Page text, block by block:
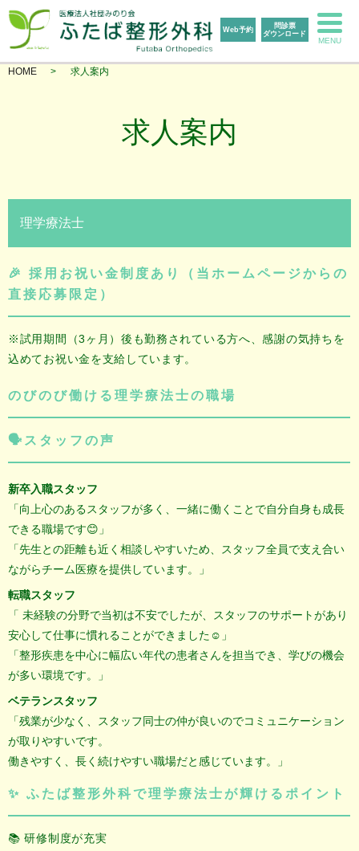
Web予約
問診票
ダウンロード
MENU
HOME 求人案内
求人案内
理学療法士
🎉 採用お祝い金制度あり（当ホームページからの
直接応募限定）
※試用期間（3ヶ月）後も勤務されている方へ、感謝の気持ちを
込めてお祝い金を支給しています。
のびのび働ける理学療法士の職場
🗣️スタッフの声
新卒入職スタッフ
「向上心のあるスタッフが多く、一緒に働くことで自分自身も成長
できる職場です😊」
「先生との距離も近く相談しやすいため、スタッフ全員で支え合い
ながらチーム医療を提供しています。」
転職スタッフ
「 未経験の分野で当初は不安でしたが、スタッフのサポートがあり
安心して仕事に慣れることができました☺️」
「整形疾患を中心に幅広い年代の患者さんを担当でき、学びの機会
が多い環境です。」
ベテランスタッフ
「残業が少なく、スタッフ同士の仲が良いのでコミュニケーション
が取りやすいです。
働きやすく、長く続けやすい職場だと感じています。」
✨ ふたば整形外科で理学療法士が輝けるポイント
📚 研修制度が充実